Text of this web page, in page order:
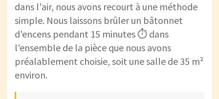
dans l'air, nous avons recourt à une méthode
simple. Nous laissons brûler un bâtonnet
d'encens pendant 15 minutes ⏱ dans
l'ensemble de la pièce que nous avons
préalablement choisie, soit une salle de 35 m²
environ.